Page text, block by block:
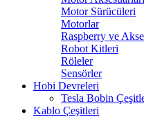
Motor Sürücüleri
Motorlar
Raspberry ve
Robot Kitleri
Röleler
Sensörler
Hobi Devreleri
Tesla Bobin
Kablo Çeşitleri